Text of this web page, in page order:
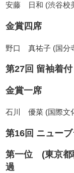
安藤 日和 (渋谷校
金賞四席
野口 真祐子 (国分
第27回 留袖着
金賞一席
石川 優菜 (国際文
第16回 ニュー
第一位 (東京都
過